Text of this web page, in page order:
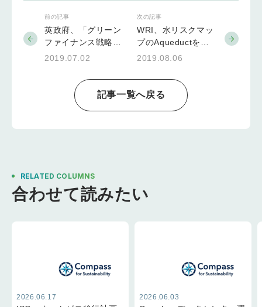
前の記事
英政府、「グリーン
ファイナンス戦略」
発表
2019.07.02
記事一覧へ戻る
次の記事
WRI、水リスクマッ
プのAqueductを更
新 世界の水リスク
2019.08.06
RELATED COLUMNS
合わせて読みたい
2026.06.17 2026.06.03